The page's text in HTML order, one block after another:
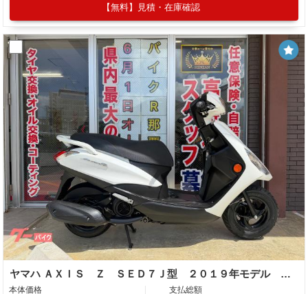
【無料】見積・在庫確認
ヤマハ ＡＸＩＳ Ｚ ＳＥＤ７Ｊ型 ２０１９年モデル コンビニフック センタースタンド サイドスタンド
本体価格 支払総額